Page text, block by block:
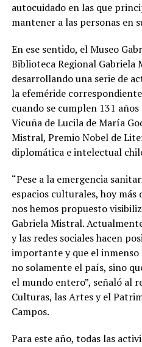
autocuidado en las que
mantener a las personas en
En ese sentido, el Museo
Biblioteca Regional Gabriela
desarrollando una serie de
la efeméride
cuando se cumplen 131
Vicuña de Lucila de María
Mistral, Premio Nobel de
diplomática e intelectual
“Pese a la emergencia
espacios culturales, hoy
nos hemos propuesto
Gabriela Mistral.
y las redes sociales hacen
importante y que el
no solamente el país, sino
el mundo entero”, señaló al
Culturas, las Artes y el
Campos.
Para este año, todas las